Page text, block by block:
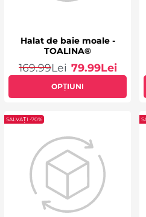
Halat de baie moale -
TOALINA®
169.99Lei 79.99Lei
OPȚIUNI
SALVAȚI -70%